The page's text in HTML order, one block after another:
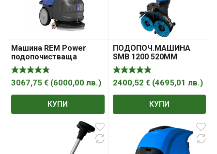
Машина REM Power
подопочистваща
еднодискова
акумулаторна с 1
батерия и зарядно, 200
SMB 1350/450
3067,75 € (6000,00 лв.)
КУПИ
ПОДОПОЧ.МАШИНА
SMB 1200 520MM
1200M2/Ч С БАТ REM
POWER
2400,52 € (4695,01 лв.)
КУПИ